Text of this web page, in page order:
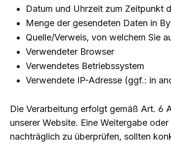
Datum und Uhrzeit zum Zeitpunkt
Menge der gesendeten Daten in
Quelle/Verweis, von welchem Sie
Verwendeter Browser
Verwendetes Betriebssystem
Verwendete IP-Adresse (ggf.: in
Die Verarbeitung erfolgt gemäß Art. 6
unserer Website. Eine Weitergabe
nachträglich zu überprüfen, sollten